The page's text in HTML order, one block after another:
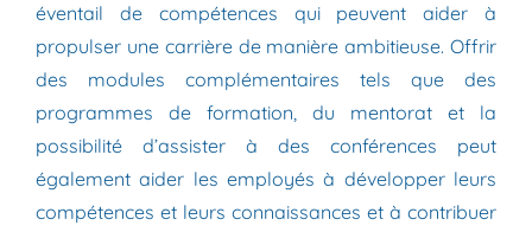
éventail de compétences qui peuvent aider à
propulser une carrière de manière ambitieuse. Offrir
des modules complémentaires tels que des
programmes de formation, du mentorat et la
possibilité d’assister à des conférences peut
également aider les employés à développer leurs
compétences et leurs connaissances et à contribuer